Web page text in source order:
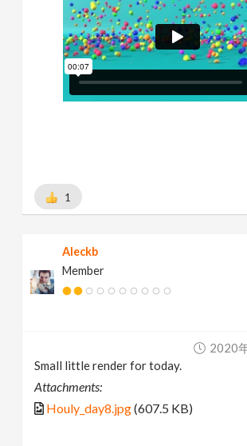
1
Aleckb
Member
2020
Small little render for today.
Attachments:
Houly_day8.jpg(607.5 KB)